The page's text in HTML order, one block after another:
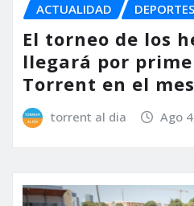
ACTUALIDAD DEPORTES
El torneo de los
llegará por
Torrent en el
torrent al dia Ago